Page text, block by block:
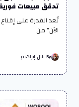
تحقق مبيعات
تُعد القدرة على
الآن” من
By بلال إبراهيم